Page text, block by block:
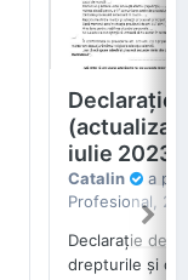
Declaraţie
iulie 2023)
Catalin
a
Profesional
29
Declaraţie de
drepturile şi